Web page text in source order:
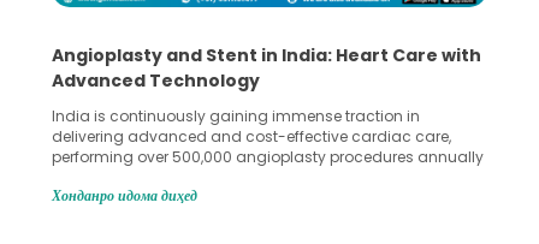
Angioplasty and Stent in India: Heart Care with
Advanced Technology
India is continuously gaining immense traction in
delivering advanced and cost-effective cardiac care,
performing over 500,000 angioplasty procedures annually
globe are searching for treatments like angioplasty and
Хонданро идома диҳед